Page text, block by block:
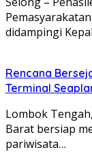
didampingi
Rencana
Terminal
Lombok
Barat bersiap
pariwisata…